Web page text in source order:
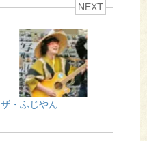
NEXT
ザ・ふじやん